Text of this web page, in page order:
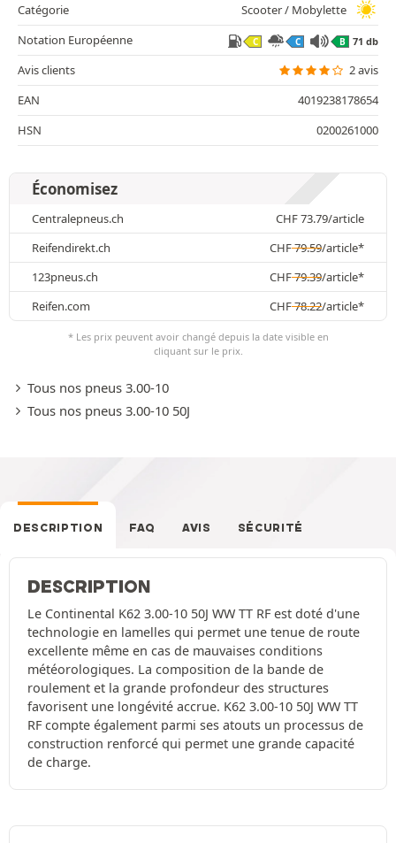
Catégorie
Scooter / Mobylette
Notation Européenne
C C B 71 db
Avis clients
2 avis
EAN
4019238178654
HSN
0200261000
Économisez
Centralepneus.ch CHF73.79/article
Reifendirekt.ch
CHF79.59/article*
123pneus.ch
CHF79.39/article*
Reifen.com
CHF78.22/article*
* Les prix peuvent avoir changé depuis la date visible en
cliquant sur le prix.
Tous nos pneus 3.00-10
Tous nos pneus 3.00-10 50J
DESCRIPTION FAQ AVIS SÉCURITÉ
DESCRIPTION
Le Continental K62 3.00-10 50J WW TT RF est doté d'une
technologie en lamelles qui permet une tenue de route
excellente même en cas de mauvaises conditions
météorologiques. La composition de la bande de
roulement et la grande profondeur des structures
favorisent une longévité accrue. K62 3.00-10 50J WW TT
RF compte également parmi ses atouts un processus de
construction renforcé qui permet une grande capacité
de charge.